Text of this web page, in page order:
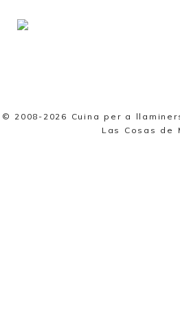
© 2008-2026 Cuina per a
Las Cosas de